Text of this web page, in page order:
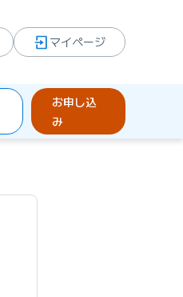
マイページ
お申し込
み